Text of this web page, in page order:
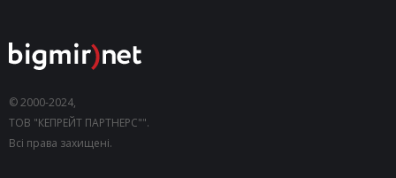
© 2000-2024,
ТОВ "КЕПРЕЙТ ПАРТНЕРС"".
Всі права захищені.